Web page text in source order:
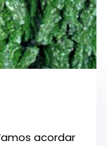
acordar